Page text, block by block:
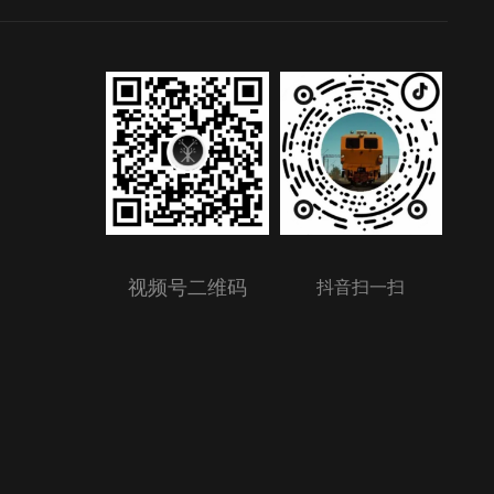
视频号二维码 抖音扫一扫